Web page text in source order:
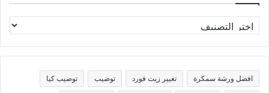
ص
ن
ف
ا
افضل ورشة سمكرة تغيير زيت فورد توضيب توضيب كيا